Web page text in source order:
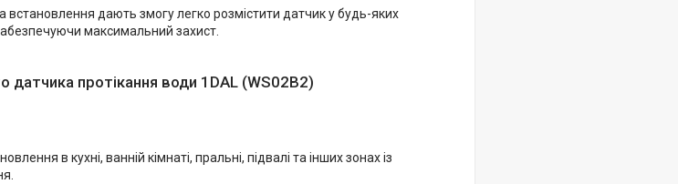
встановлення дають змогу легко розмістити датчик у будь-яких
максимальний захист.
датчика протікання води 1DAL (WS02B2)
в кухні, ванній кімнаті, пральні, підвалі та інших зонах із